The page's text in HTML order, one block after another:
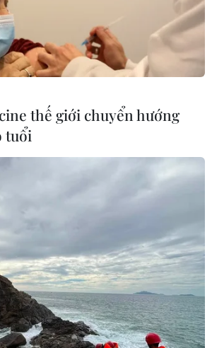
thành phố Tuy Hòa.
thế giới chuyển hướng
tuổi